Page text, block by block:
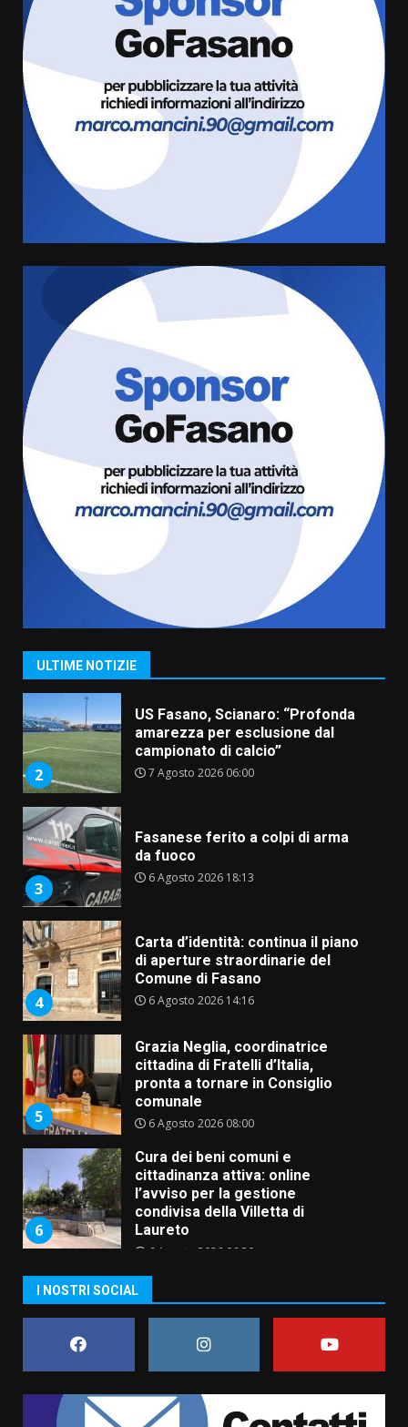
ULTIME NOTIZIE
Fasanese ferito a colpi di arma
da fuoco
6 Agosto 2026 18:13
Carta d’identità: continua il piano
di aperture straordinarie del
Comune di Fasano
cittadina di Fratelli d’Italia,
pronta a tornare in Consiglio
comunale
6 Agosto 2026 08:00
Cura dei beni comuni e
cittadinanza attiva: online
l’avviso per la gestione
condivisa della Villetta di
Laureto
La magia del Minareto e la prima
assoluta de “L’Albergo
Belvedere. Il rapimento”
6 Agosto 2026 06:15
1
“I Contestatori: Musica di
Rivoluzione”: nuovo
appuntamento con “Fasano in
2
US Fasano, Scianaro: “Profonda
amarezza per esclusione dal
campionato di calcio”
7 Agosto 2026 06:00
3
Fasanese ferito a colpi di arma
da fuoco
6 Agosto 2026 18:13
4
Carta d’identità: continua il piano
di aperture straordinarie del
Comune di Fasano
6 Agosto 2026 14:16
5
Grazia Neglia, coordinatrice
cittadina di Fratelli d’Italia,
pronta a tornare in Consiglio
comunale
6 Agosto 2026 08:00
6
Cura dei beni comuni e
cittadinanza attiva: online
l’avviso per la gestione
condivisa della Villetta di
Laureto
6 Agosto 2026 06:20
assoluta de “L’Albergo
Belvedere. Il rapimento”
6 Agosto 2026 06:15
Rivoluzione”: nuovo
I NOSTRI SOCIAL